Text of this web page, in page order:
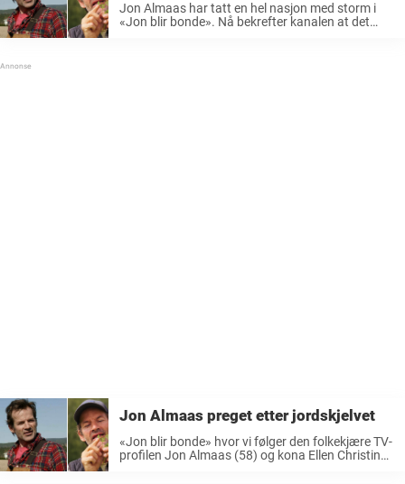
Jon Almaas har tatt en hel nasjon med storm i
«Jon blir bonde». Nå bekrefter kanalen at det
Jon Almaas preget etter jordskjelvet
«Jon blir bonde» hvor vi følger den folkekjære TV-
profilen Jon Almaas (58) og kona Ellen Christin